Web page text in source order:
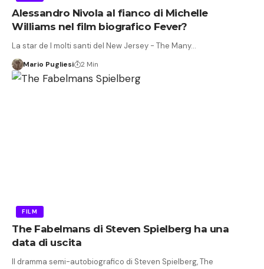
Alessandro Nivola al fianco di Michelle
Williams nel film biografico Fever?
La star de I molti santi del New Jersey - The Many…
Mario Pugliesi 2 Min
FILM
The Fabelmans di Steven Spielberg ha una
data di uscita
Il dramma semi-autobiografico di Steven Spielberg, The